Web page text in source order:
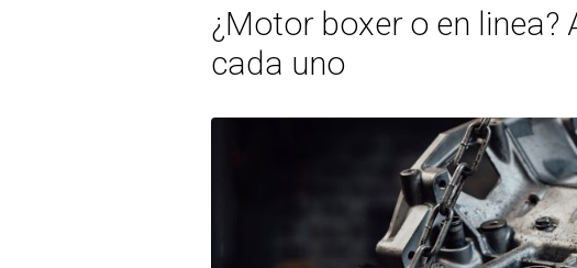
¿Motor boxer o en
cada uno